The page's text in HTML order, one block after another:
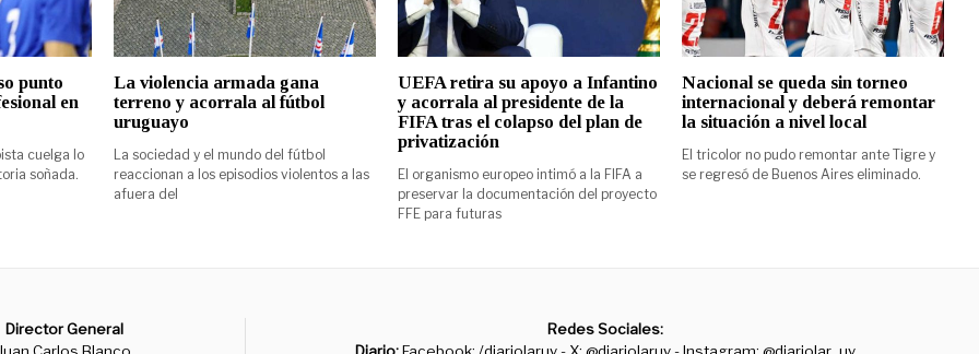
punto
en
cuelga lo
soñada.
La violencia armada gana
terreno y acorrala al fútbol
uruguayo
La sociedad y el mundo del fútbol
reaccionan a los episodios violentos a las
afuera del
UEFA retira su apoyo a Infantino
y acorrala al presidente de la
FIFA tras el colapso del plan de
privatización
El organismo europeo intimó a la FIFA a
preservar la documentación del proyecto
FFE para futuras
Nacional se queda sin torneo
internacional y deberá remontar
la situación a nivel local
El tricolor no pudo remontar ante Tigre y
se regresó de Buenos Aires eliminado.
Director General
Carlos Blanco
Redes Sociales:
Diario:Facebook: /diariolaruy - X: @diariolaruy - Instagram: @diariolar_uy